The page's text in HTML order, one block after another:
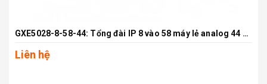
GXE5028-8-58-44: Tổng đài IP 8 vào 58 máy lẻ analog 44 máy lẻ VoIP
Liên hệ